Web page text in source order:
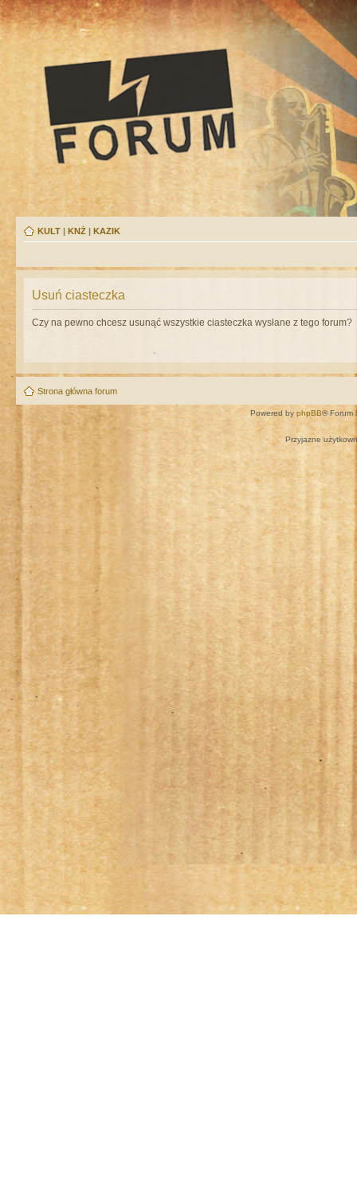
KULT | KNŻ | KAZIK
Usuń ciasteczka
Czy na pewno chcesz usunąć wszystkie ciasteczka wysłane z tego forum?
Strona główna forum
Powered by phpBB® Forum
Przyjazne